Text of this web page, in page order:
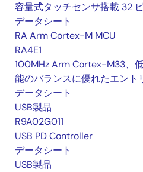
容量式タッチセンサ搭載 32
データシート
RA Arm Cortex-M MCU
RA4E1
100MHz Arm Cortex-M33、
能のバランスに優れたエント
データシート
USB製品
R9A02G011
USB PD Controller
データシート
USB製品